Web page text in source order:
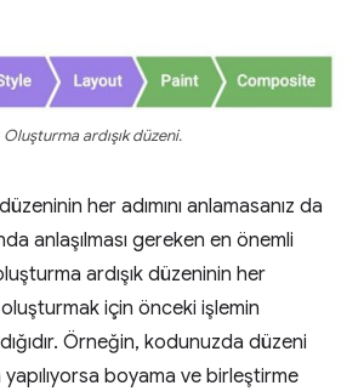
Oluşturma ardışık düzeni.
her adımını anlamasanız da
anlaşılması gereken en önemli
ardışık düzeninin her
oluşturmak için önceki işlemin
Örneğin, kodunuzda düzeni
boyama ve birleştirme